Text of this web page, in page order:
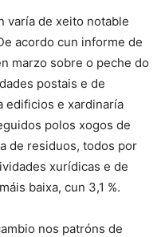
varía de xeito notable
acordo cun informe de
marzo sobre o peche do
postais e de
edificios e xardinaría
polos xogos de
de residuos, todos por
xurídicas e de
baixa, cun 3,1 %.
nos patróns de